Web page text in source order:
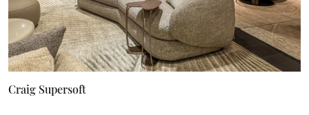
Craig Supersoft